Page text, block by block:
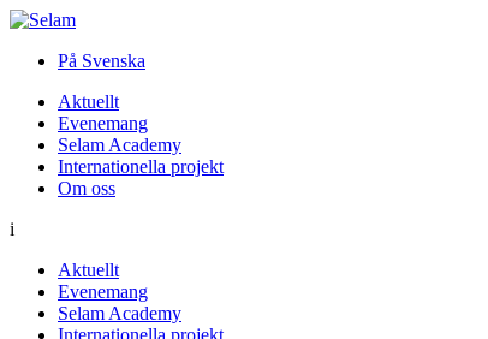
På Svenska
Aktuellt
Evenemang
Selam Academy
Internationella projekt
Om oss
i
Aktuellt
Evenemang
Selam Academy
Internationella projekt